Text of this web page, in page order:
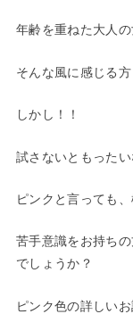
年齢を重ねた大人の
そんな風に感じる方
しかし！！
試さないともったい
ピンクと言っても
苦手意識をお持ち
でしょうか？
ピンク色の詳しい